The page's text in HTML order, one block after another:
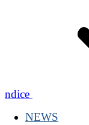
Indice
NEWS